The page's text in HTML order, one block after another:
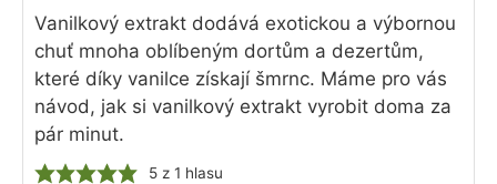
Vanilkový extrakt dodává exotickou a výbornou
chuť mnoha oblíbeným dortům a dezertům,
které díky vanilce získají šmrnc. Máme pro vás
návod, jak si vanilkový extrakt vyrobit doma za
pár minut.
5 z 1 hlasu